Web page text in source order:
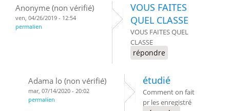
Anonyme (non vérifié)
ven, 04/26/2019 - 12:54
permalien
VOUS FAITES
QUEL CLASSE
VOUS FAITES QUEL
CLASSE
répondre
Adama lo (non vérifié)
mar, 07/14/2020 - 20:02
permalien
étudié
Comment on fait
pr les enregistré